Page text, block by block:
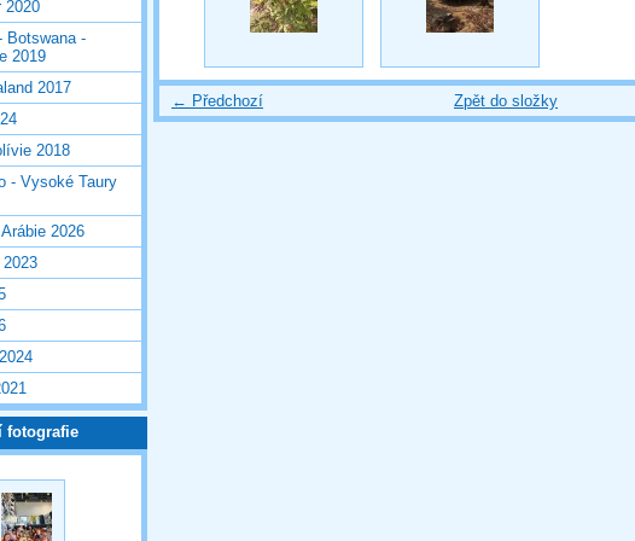
← Předchozí Zpět do složky
2020
Botswana -
2019
2017
2018
- Vysoké Taury
2026
2023
fotografie